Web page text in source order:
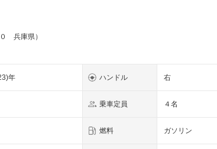
兵庫県）
年 ハンドル 右
乗車定員 ４名
燃料 ガソリン